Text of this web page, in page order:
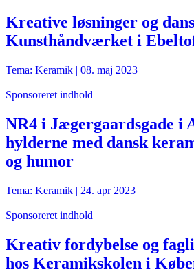
Kreative løsninger og
Kunsthåndværket i
Tema: Keramik | 08. maj 2023
Sponsoreret indhold
NR4 i Jægergaardsgade i
hylderne med dansk
og humor
Tema: Keramik | 24. apr 2023
Sponsoreret indhold
Kreativ fordybelse og
hos Keramikskolen i